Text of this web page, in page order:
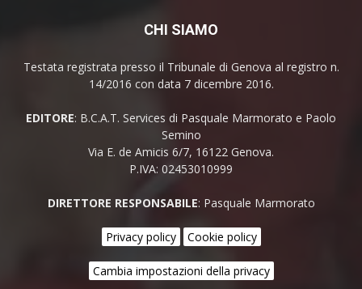
CHI SIAMO
Testata registrata presso il Tribunale di Genova al registro n.
14/2016 con data 7 dicembre 2016.
EDITORE: B.C.A.T. Services di Pasquale Marmorato e Paolo
Semino
Via E. de Amicis 6/7, 16122 Genova.
P.IVA: 02453010999
DIRETTORE RESPONSABILE: Pasquale Marmorato
Privacy policy Cookie policy
Cambia impostazioni della privacy